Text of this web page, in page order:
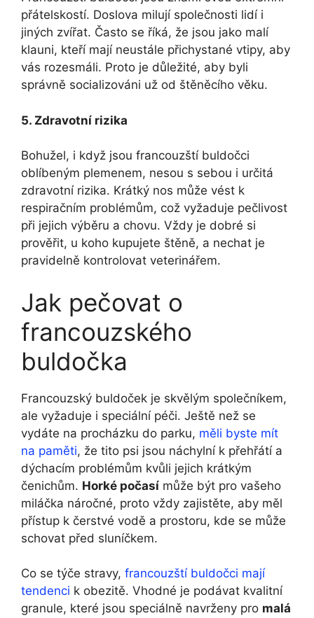
přátelskostí. Doslova milují​ společnosti lidí‌ i
jiných ⁤zvířat. Často se říká, že jsou jako ⁤malí
klauni,‌ kteří mají neustále přichystané vtipy, aby
vás rozesmáli. Proto je důležité, aby⁢ byli
správně socializováni už od štěněcího věku.
5. Zdravotní⁢ rizika
Bohužel, ⁤i ⁢když ⁤jsou francouzští buldočci
oblíbeným plemenem, nesou s​ sebou i ‌určitá
zdravotní rizika. Krátký nos může vést k
⁣respiračním problémům, což vyžaduje pečlivost
⁢při jejich výběru a chovu. Vždy je dobré​ si
prověřit, u koho ⁤kupujete štěně, a nechat je
pravidelně kontrolovat veterinářem.
Jak pečovat o
francouzského
buldočka
Francouzský buldoček je skvělým ‍společníkem,
ale vyžaduje‌ i speciální péči. Ještě než se‌
vydáte na procházku do parku, měli byste mít
na paměti, že tito ​psi jsou náchylní k přehřátí a
dýchacím problémům kvůli jejich krátkým
čenichům. Horké počasí může být pro vašeho
miláčka náročné, proto‌ vždy zajistěte,⁣ aby měl
přístup k⁢ čerstvé vodě a prostoru, kde se může
schovat před sluníčkem.
Co se týče stravy, francouzští buldočci mají
tendenci k obezitě. Vhodné je podávat kvalitní
granule,⁢ které jsou speciálně⁢ navrženy ⁤pro​ malá